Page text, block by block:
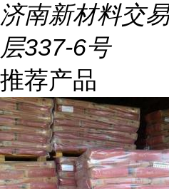
济南新材料交
层337-6号
推荐产品